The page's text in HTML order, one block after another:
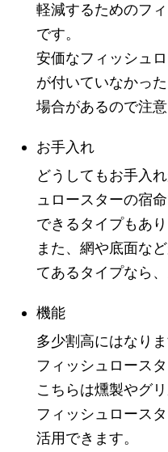
軽減するためのフ
です。
安価なフィッシュ
が付いていなかっ
場合があるので注意
お手入れ
どうしてもお手入
ュロースターの宿
できるタイプもあり
また、網や底面な
てあるタイプなら
機能
多少割高にはなり
フィッシュロース
こちらは燻製やグ
フィッシュロース
活用できます。